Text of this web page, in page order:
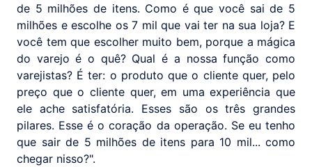
de 5 milhões de itens. Como é que você sai de 5
milhões e escolhe os 7 mil que vai ter na sua loja? E
você tem que escolher muito bem, porque a mágica
do varejo é o quê? Qual é a nossa função como
varejistas? É ter: o produto que o cliente quer, pelo
preço que o cliente quer, em uma experiência que
ele ache satisfatória. Esses são os três grandes
pilares. Esse é o coração da operação. Se eu tenho
que sair de 5 milhões de itens para 10 mil... como
chegar nisso?".